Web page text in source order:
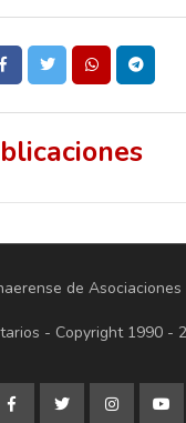
de Asociaciones
- Copyright 1990 -